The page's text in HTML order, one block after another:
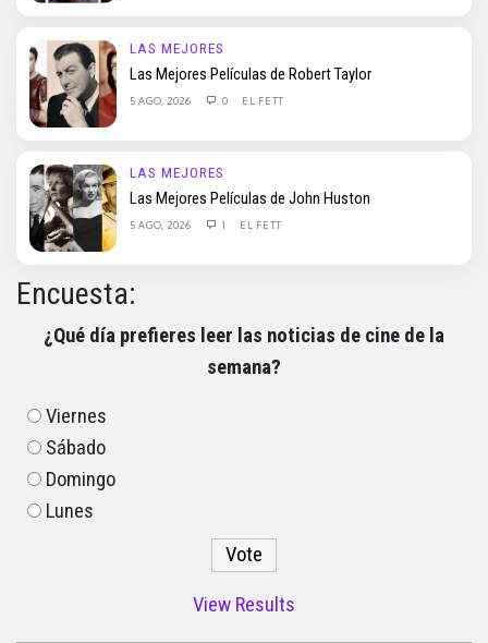
LAS MEJORES
Las Mejores Películas de Robert Taylor
5 AGO, 2026 0 EL FETT
LAS MEJORES
Las Mejores Películas de John Huston
5 AGO, 2026 1 EL FETT
Encuesta:
¿Qué día prefieres leer las noticias de cine de la
semana?
Viernes
Sábado
Domingo
Lunes
View Results